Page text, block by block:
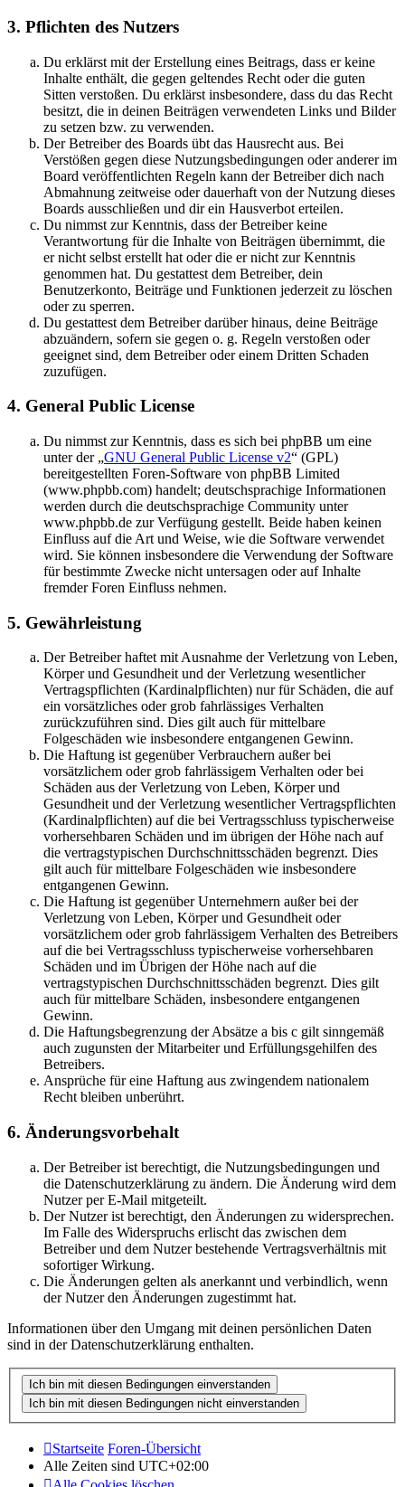
3. Pflichten des Nutzers
Du erklärst mit der Erstellung eines Beitrags, dass er keine
Inhalte enthält, die gegen geltendes Recht oder die guten
Sitten verstoßen. Du erklärst insbesondere, dass du das Recht
besitzt, die in deinen Beiträgen verwendeten Links und Bilder
zu setzen bzw. zu verwenden.
Der Betreiber des Boards übt das Hausrecht aus. Bei
Verstößen gegen diese Nutzungsbedingungen oder anderer im
Board veröffentlichten Regeln kann der Betreiber dich nach
Abmahnung zeitweise oder dauerhaft von der Nutzung dieses
Boards ausschließen und dir ein Hausverbot erteilen.
Du nimmst zur Kenntnis, dass der Betreiber keine
Verantwortung für die Inhalte von Beiträgen übernimmt, die
er nicht selbst erstellt hat oder die er nicht zur Kenntnis
genommen hat. Du gestattest dem Betreiber, dein
Benutzerkonto, Beiträge und Funktionen jederzeit zu löschen
oder zu sperren.
Du gestattest dem Betreiber darüber hinaus, deine Beiträge
abzuändern, sofern sie gegen o. g. Regeln verstoßen oder
geeignet sind, dem Betreiber oder einem Dritten Schaden
zuzufügen.
4. General Public License
Du nimmst zur Kenntnis, dass es sich bei phpBB um eine
unter der „GNU General Public License v2“ (GPL)
bereitgestellten Foren-Software von phpBB Limited
(www.phpbb.com) handelt; deutschsprachige Informationen
werden durch die deutschsprachige Community unter
www.phpbb.de zur Verfügung gestellt. Beide haben keinen
Einfluss auf die Art und Weise, wie die Software verwendet
wird. Sie können insbesondere die Verwendung der Software
für bestimmte Zwecke nicht untersagen oder auf Inhalte
fremder Foren Einfluss nehmen.
5. Gewährleistung
Der Betreiber haftet mit Ausnahme der Verletzung von Leben,
Körper und Gesundheit und der Verletzung wesentlicher
Vertragspflichten (Kardinalpflichten) nur für Schäden, die auf
ein vorsätzliches oder grob fahrlässiges Verhalten
zurückzuführen sind. Dies gilt auch für mittelbare
Folgeschäden wie insbesondere entgangenen Gewinn.
Die Haftung ist gegenüber Verbrauchern außer bei
vorsätzlichem oder grob fahrlässigem Verhalten oder bei
Schäden aus der Verletzung von Leben, Körper und
Gesundheit und der Verletzung wesentlicher Vertragspflichten
(Kardinalpflichten) auf die bei Vertragsschluss typischerweise
vorhersehbaren Schäden und im übrigen der Höhe nach auf
die vertragstypischen Durchschnittsschäden begrenzt. Dies
gilt auch für mittelbare Folgeschäden wie insbesondere
entgangenen Gewinn.
Die Haftung ist gegenüber Unternehmern außer bei der
Verletzung von Leben, Körper und Gesundheit oder
vorsätzlichem oder grob fahrlässigem Verhalten des Betreibers
auf die bei Vertragsschluss typischerweise vorhersehbaren
Schäden und im Übrigen der Höhe nach auf die
vertragstypischen Durchschnittsschäden begrenzt. Dies gilt
auch für mittelbare Schäden, insbesondere entgangenen
Gewinn.
Die Haftungsbegrenzung der Absätze a bis c gilt sinngemäß
auch zugunsten der Mitarbeiter und Erfüllungsgehilfen des
Betreibers.
Ansprüche für eine Haftung aus zwingendem nationalem
Recht bleiben unberührt.
6. Änderungsvorbehalt
Der Betreiber ist berechtigt, die Nutzungsbedingungen und
die Datenschutzerklärung zu ändern. Die Änderung wird dem
Nutzer per E-Mail mitgeteilt.
Der Nutzer ist berechtigt, den Änderungen zu widersprechen.
Im Falle des Widerspruchs erlischt das zwischen dem
Betreiber und dem Nutzer bestehende Vertragsverhältnis mit
sofortiger Wirkung.
Die Änderungen gelten als anerkannt und verbindlich, wenn
der Nutzer den Änderungen zugestimmt hat.
Informationen über den Umgang mit deinen persönlichen Daten
sind in der Datenschutzerklärung enthalten.
Startseite Foren-Übersicht
Alle Zeiten sind UTC+02:00